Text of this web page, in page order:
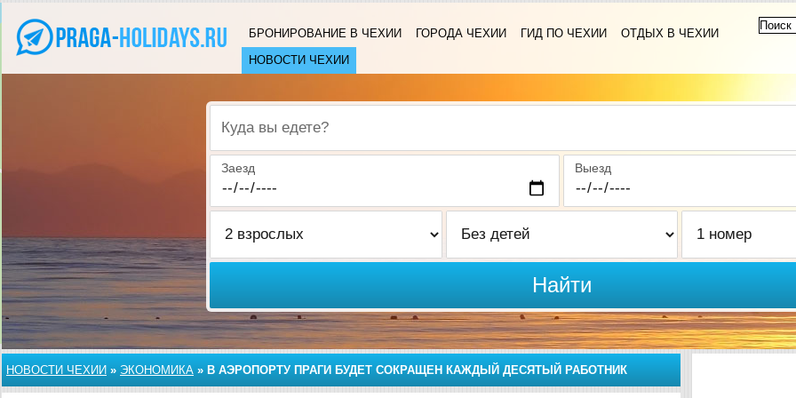
БРОНИРОВАНИЕ В ЧЕХИИ ГОРОДА ЧЕХИИ ГИД ПО ЧЕХИИ
ОТДЫХ В ЧЕХИИ
НОВОСТИ ЧЕХИИ
Куда вы едете?
Заезд Выезд
Найти
НОВОСТИ ЧЕХИИ » ЭКОНОМИКА » В АЭРОПОРТУ ПРАГИ БУДЕТ СОКРАЩЕН КАЖДЫЙ ДЕСЯТЫЙ РАБОТНИК